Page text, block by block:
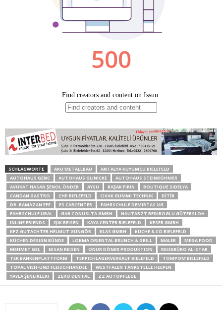
SCHLAGWORTE AKU METALLBAU
ANTALYA KUYUMCU BIELEFELD
AUTOHAUS GENC
AUTOHAUS GLINICKE
AUTOHAUS STEINBÖHMER
AVUKAT HASAN ŞENOL ÖNDER
AYSU BAŞAK FIRIN
BOUTIQUE SIDELYA
CANDAN GASTRO
CHP BIELEFELD CIVAK GUMMI TECHNIK
DİTİB
DR. RAMAZAN EFE
ES CARCENTER
FAHRSCHULE DEMIRTAS UG
FAHRSCHULE URAL
GAB CONUSLTA GMBH
HAUTARZT BEDIROGLU GÜTERSLOH
INLINE FRIENDS
IŞIK REISEN KAYA CENTER BIELEFELD
KESER GMBH
KFZ GUTACHTER HELMUT GÜNGÖR
KLAS GMBH
KÜCHE & CO BIELEFELD
KÜCHEN DESIGN BÜNDE
LOKMA ORIENTAL BRUNCH & GRILL MALER
MEGA FOOD
MEHMET GEL
NISAN REISEN ONUR DÖNER PRODUKTION
REISEBÜRO AL-STAR
TEK BANKENPLATTFORM
TEPPICHLAGERVERKAUF BIELEFELD
TOMPOM BIELEFELD
TOPAL VIEH-UND FLEISCHHANDEL
WESTFALEN TANKSTELLE HEEPEN
YAYLA ŞENLIKLERI
ZERO DENTAL ZZ AUTOPFLEGE